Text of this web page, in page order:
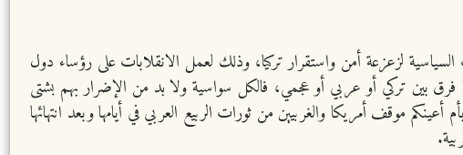
لزعزعة أمن واستقرار تركيا، وذلك لعمل الانقلابات على رؤساء دول
لا فرق بين تركي أو عربي أو عجمي، فالكل سواسية ولا بد من الإضرار بهم بشتى
موقف أمريكا والغربيين من ثورات الربيع العربي في أيامها وبعد انتهائها